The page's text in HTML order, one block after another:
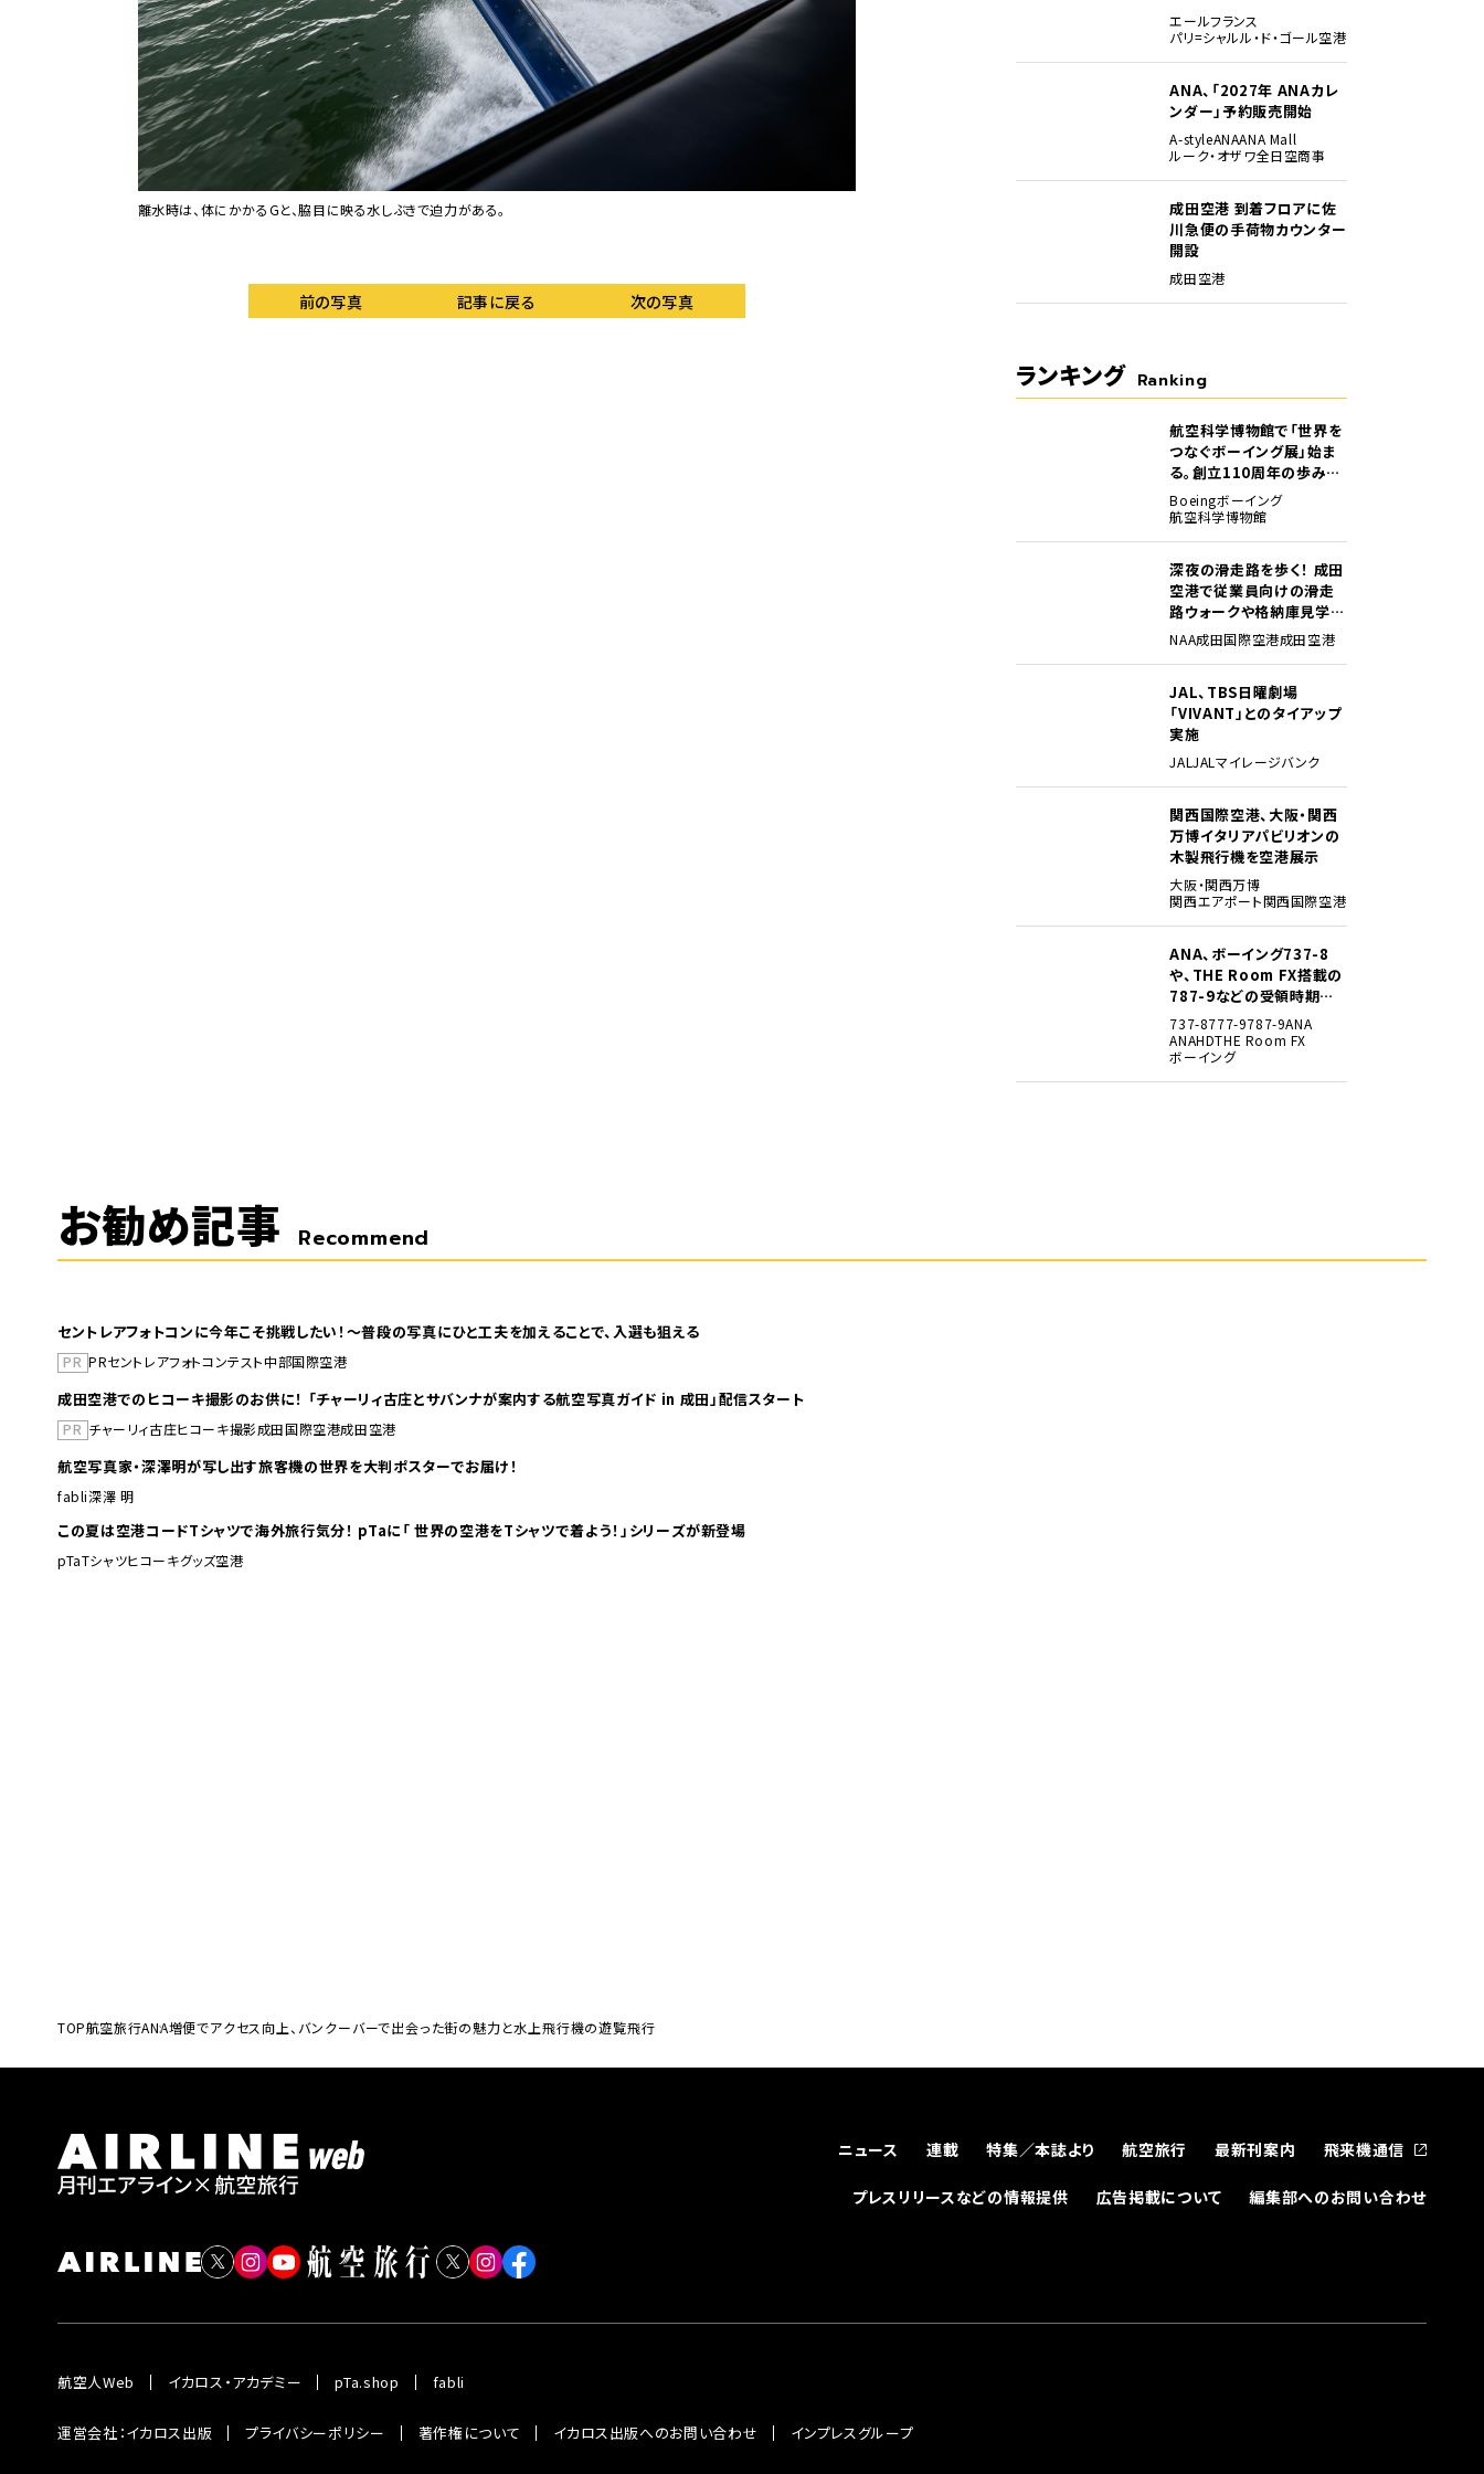
離水時は、体にかかるGと、脇目に映る水しぶきで迫力がある。
前の写真 記事に戻る 次の写真
エールフランス
パリ=シャルル・ド・ゴール空港
ANA、「2027年 ANAカレ
ンダー」予約販売開始
A-styleANAANA Mall
ルーク・オザワ全日空商事
成田空港 到着フロアに佐
川急便の手荷物カウンター
開設
成田空港
ランキング Ranking
航空科学博物館で「世界を
つなぐボーイング展」始ま
る。創立110周年の歩みを
貴重な資料でたどる
Boeingボーイング
航空科学博物館
深夜の滑走路を歩く！ 成田
空港で従業員向けの滑走
路ウォークや格納庫見学イ
ベントを初開催
NAA成田国際空港成田空港
JAL、TBS日曜劇場
「VIVANT」とのタイアップ
実施
JALJALマイレージバンク
関西国際空港、大阪・関西
万博イタリアパビリオンの
木製飛行機を空港展示
大阪・関西万博
関西エアポート関西国際空港
ANA、ボーイング737-8
や、THE Room FX搭載の
787-9などの受領時期見
込みを明らかに
737-8777-9787-9ANA
ANAHDTHE Room FX
ボーイング
お勧め記事 Recommend
セントレアフォトコンに今年こそ挑戦したい！～普段の写真にひと工夫を加えることで、入選も狙える
PR PRセントレアフォトコンテスト中部国際空港
成田空港でのヒコーキ撮影のお供に！ 「チャーリィ古庄とサバンナが案内する航空写真ガイド in 成田」配信スタート
PR チャーリィ古庄ヒコーキ撮影成田国際空港成田空港
航空写真家・深澤明が写し出す旅客機の世界を大判ポスターでお届け！
fabli深澤 明
この夏は空港コードTシャツで海外旅行気分！ pTaに「 世界の空港をTシャツで着よう！」シリーズが新登場
pTaTシャツヒコーキグッズ空港
TOP航空旅行ANA増便でアクセス向上、バンクーバーで出会った街の魅力と水上飛行機の遊覧飛行
ニュース 連載 特集／本誌より 航空旅行 最新刊案内 飛来機通信
プレスリリースなどの情報提供 広告掲載について 編集部へのお問い合わせ
航空人Web イカロス・アカデミー pTa.shop fabli
運営会社：イカロス出版 プライバシーポリシー 著作権について イカロス出版へのお問い合わせ インプレスグループ